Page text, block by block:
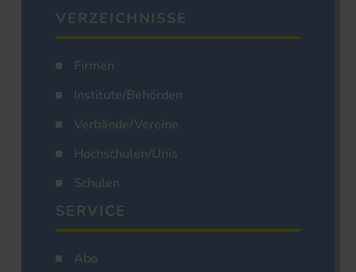
VERZEICHNISSE
Firmen
Institute/Behörden
Verbände/Vereine
Hochschulen/Unis
Schulen
SERVICE
Abo